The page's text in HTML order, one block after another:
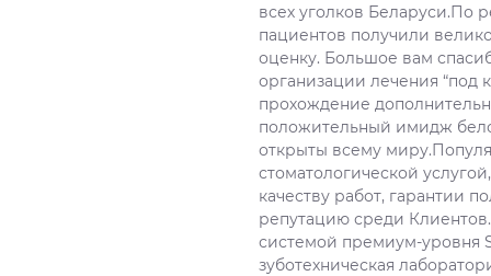
всех уголков Беларуси.По
пациентов получили
оценку. Большое вам
организации лечения “под
прохождение
положительный имидж
открыты всему
стоматологической
качеству работ, гарантии
репутацию среди
системой премиум-уровня
зуботехническая